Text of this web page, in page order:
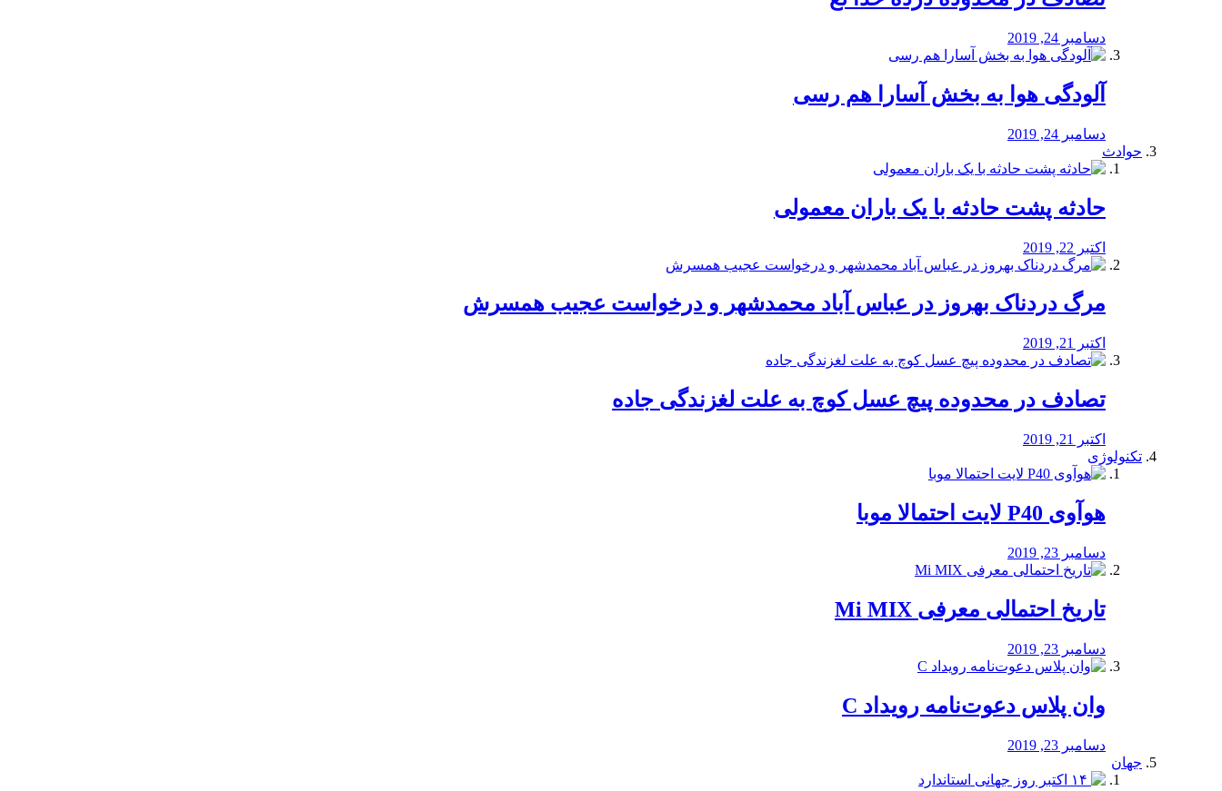
دسامبر 24, 2019
آلودگی هوا به بخش آسارا هم رسی
دسامبر 24, 2019
حوادث
️حادثه پشت حادثه با یک باران معمولی
اکتبر 22, 2019
مرگ دردناک بهروز در عباس آباد محمدشهر و درخواست عجیب همسرش
اکتبر 21, 2019
تصادف در محدوده پیچ عسل کوچ به علت لغزندگی جاده
اکتبر 21, 2019
تکنولوژی
هوآوی P40 لایت احتمالا موبا
دسامبر 23, 2019
تاریخ احتمالی معرفی Mi MIX
دسامبر 23, 2019
وان پلاس دعوت‌نامه رویداد C
دسامبر 23, 2019
جهان